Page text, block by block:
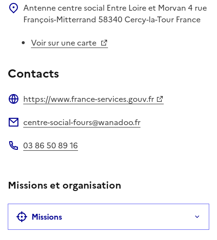
Antenne centre social Entre Loire et Morvan 4 rue
François-Mitterrand 58340 Cercy-la-Tour France
Voir sur une carte
Contacts
https://www.france-services.gouv.fr
centre-social-fours@wanadoo.fr
03 86 50 89 16
Missions et organisation
Missions